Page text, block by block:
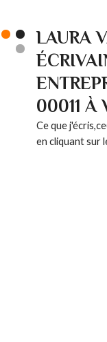
LAURA
00011 À
Ce que
en cliquant sur